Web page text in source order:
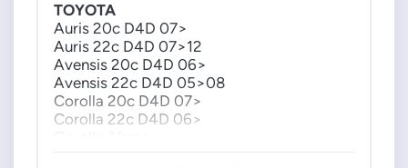
0422630010
221000R010
221000R011
221000R020
221000R021
221000R030
TOYOTA
Auris 20c D4D 07>
Auris 22c D4D 07>12
Avensis 20c D4D 06>
Avensis 22c D4D 05>08
Corolla 20c D4D 07>
Corolla 22c D4D 06>